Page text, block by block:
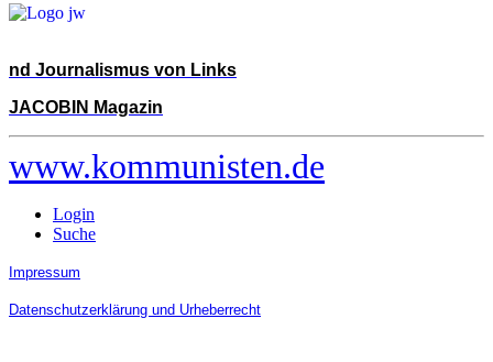
nd Journalismus von Links
JACOBIN Magazin
www.kommunisten.de
Login
Suche
Impressum
Datenschutzerklärung und Urheberrecht